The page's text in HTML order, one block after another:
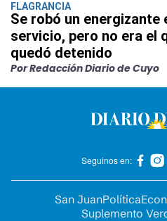
FLAGRANCIA
Se robó un energizante
servicio, pero no era el
quedó detenido
Por Redacción Diario de Cuyo
Seguinos en:
San JuanPolítica
Suplemento